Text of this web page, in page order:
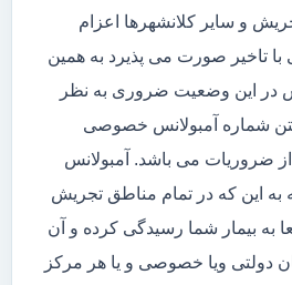
و سایر کلانشهرها اعزام
با تاخیر صورت می پذیرد به همین
در این وضعیت ضروری به نظر
شماره آمبولانس خصوصی
ضروریات می باشد. آمبولانس
این که در تمام مناطق تجریش
به بیمار شما رسیدگی کرده و آن
دولتی ویا خصوصی و یا هر مرکز